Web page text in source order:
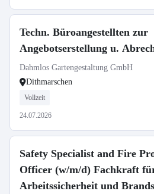
Techn. Büroangestellten zur
Angebotserstellung u.
Dahmlos Gartengestaltung GmbH
Dithmarschen
Vollzeit
24.07.2026
Safety Specialist and Fire
Officer (w/m/d) Fachkraft
Arbeitssicherheit und